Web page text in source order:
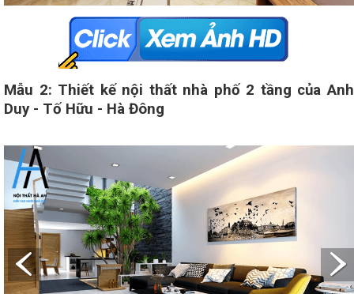
Mẫu 2: Thiết kế nội thất nhà phố 2 tầng của Anh
Duy - Tố Hữu - Hà Đông